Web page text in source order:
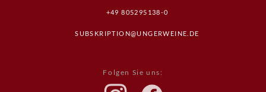
+49 805295138-0
SUBSKRIPTION@UNGERWEINE.DE
Folgen Sie uns :